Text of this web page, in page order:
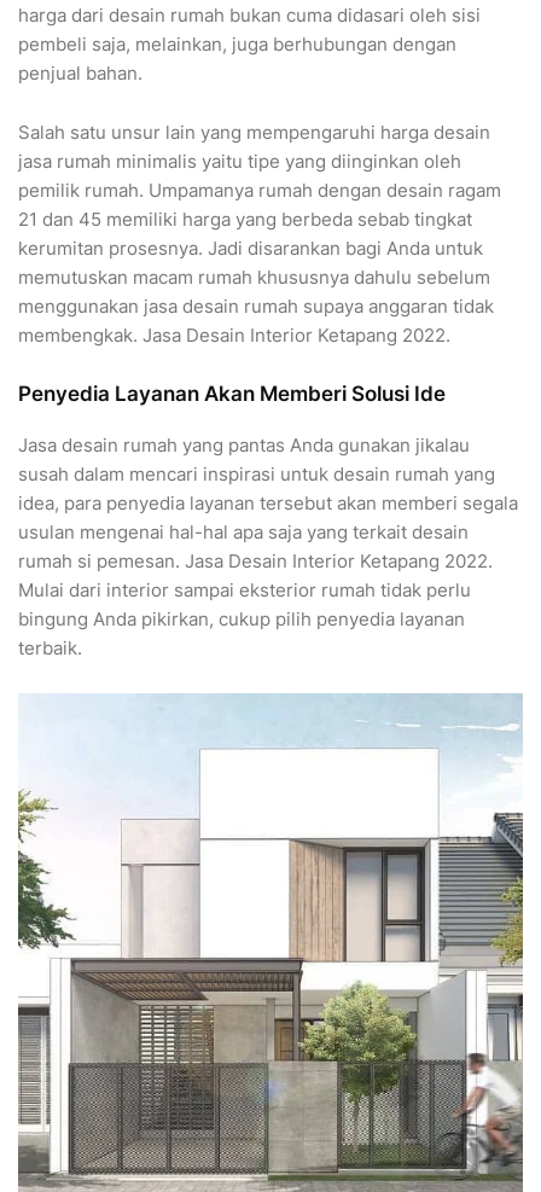
harga dari desain rumah bukan cuma didasari oleh sisi
pembeli saja, melainkan, juga berhubungan dengan
penjual bahan.
Salah satu unsur lain yang mempengaruhi harga desain
jasa rumah minimalis yaitu tipe yang diinginkan oleh
pemilik rumah. Umpamanya rumah dengan desain ragam
21 dan 45 memiliki harga yang berbeda sebab tingkat
kerumitan prosesnya. Jadi disarankan bagi Anda untuk
memutuskan macam rumah khususnya dahulu sebelum
menggunakan jasa desain rumah supaya anggaran tidak
membengkak. Jasa Desain Interior Ketapang 2022.
Penyedia Layanan Akan Memberi Solusi Ide
Jasa desain rumah yang pantas Anda gunakan jikalau
susah dalam mencari inspirasi untuk desain rumah yang
idea, para penyedia layanan tersebut akan memberi segala
usulan mengenai hal-hal apa saja yang terkait desain
rumah si pemesan. Jasa Desain Interior Ketapang 2022.
Mulai dari interior sampai eksterior rumah tidak perlu
bingung Anda pikirkan, cukup pilih penyedia layanan
terbaik.